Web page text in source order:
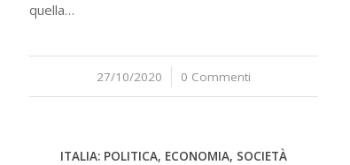
quella…
27/10/2020
/ 0 Commenti
ITALIA: POLITICA, ECONOMIA, SOCIETÀ